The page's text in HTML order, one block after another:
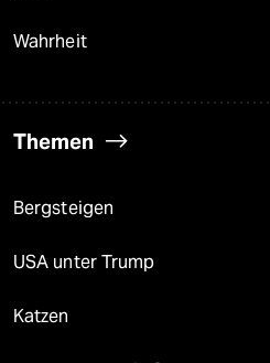
Wahrheit
Themen
Bergsteigen
USA unter Trump
Katzen